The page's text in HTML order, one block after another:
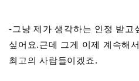
-그냥 제가 생각하는 인정 받고
싶어요.근데 그게 이제 계속해
최고의 사람들이겠죠.